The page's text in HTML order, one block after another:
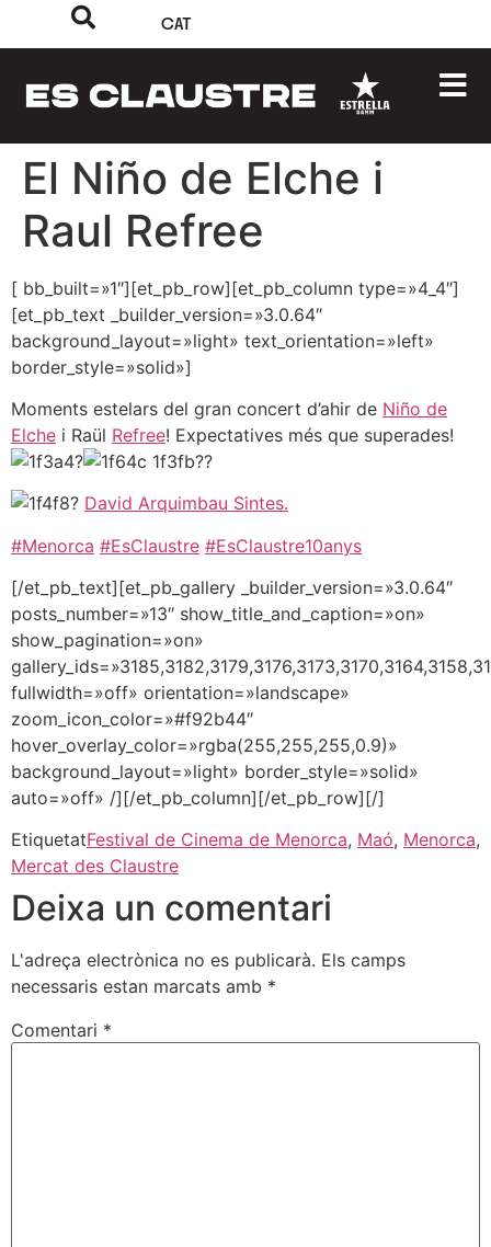
CAT
El Niño de Elche i
Raul Refree
[ bb_built=»1″][et_pb_row][et_pb_column type=»4_4″]
[et_pb_text _builder_version=»3.0.64″
background_layout=»light» text_orientation=»left»
border_style=»solid»]
Moments estelars del gran concert d’ahir de Niño de
Elche i Raül Refree! Expectatives més que superades!
?
??
? David Arquimbau Sintes.
#Menorca #EsClaustre #EsClaustre10anys
[/et_pb_text][et_pb_gallery _builder_version=»3.0.64″
posts_number=»13″ show_title_and_caption=»on»
show_pagination=»on»
fullwidth=»off» orientation=»landscape»
zoom_icon_color=»#f92b44″
hover_overlay_color=»rgba(255,255,255,0.9)»
background_layout=»light» border_style=»solid»
auto=»off» /][/et_pb_column][/et_pb_row][/]
EtiquetatFestival de Cinema de Menorca, Maó, Menorca,
Mercat des Claustre
Deixa un comentari
L'adreça electrònica no es publicarà. Els camps
necessaris estan marcats amb *
Comentari *